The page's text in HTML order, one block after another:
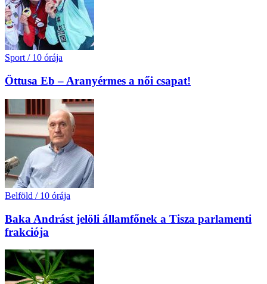
Sport / 10 órája
Öttusa Eb – Aranyérmes a női csapat!
Belföld / 10 órája
Baka Andrást jelöli államfőnek a Tisza parlamenti
frakciója